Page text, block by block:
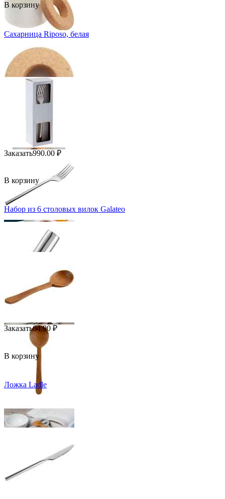
В корзину
Сахарница Riposo, белая
Заказать990.00 ₽
В корзину
Набор из 6 столовых вилок Galateo
Заказать64.90 ₽
В корзину
Ложка Ladle